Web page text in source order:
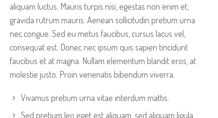
aliquam luctus. Mauris turpis nisi, egestas non enim et,
gravida rutrum mauris. Aenean sollicitudin pretium urna
nec congue. Sed eu metus faucibus, cursus lacus vel,
consequat est. Donec nec ipsum quis sapien tincidunt
faucibus et at magna. Nullam elementum blandit eros, at
molestie justo. Proin venenatis bibendum viverra.
Vivamus pretium urna vitae interdum mattis.
Sed pretium leo eget est aliquam, sed aliquam ligula